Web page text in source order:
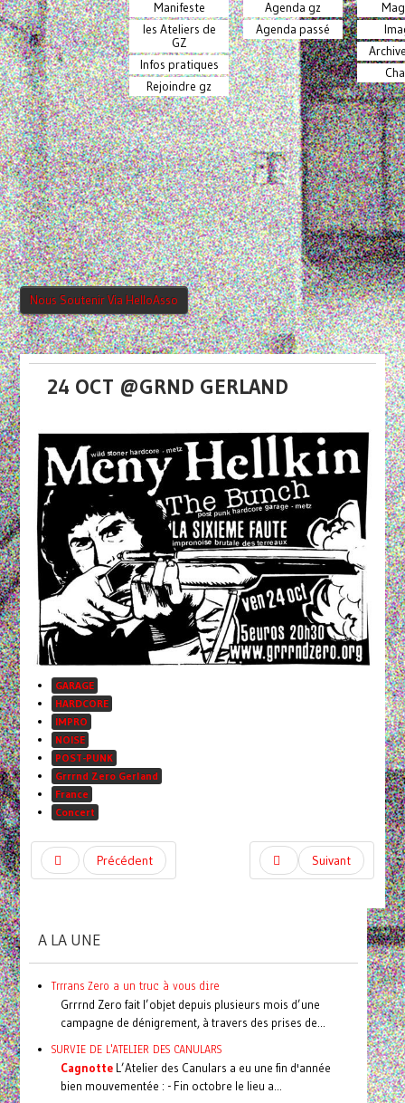
Manifeste
les Ateliers de
GZ
Infos pratiques
Rejoindre gz
Agenda gz
Agenda passé
Nous Soutenir Via HelloAsso
24 OCT @GRND GERLAND
GARAGE
HARDCORE
IMPRO
NOISE
POST-PUNK
Grrrnd Zero Gerland
France
Concert
Précédent Suivant
A LA UNE
Trrrans Zero a un truc à vous dire
Grrrnd Zero fait l’objet depuis plusieurs mois d’une
campagne de dénigrement, à travers des prises de...
SURVIE DE L'ATELIER DES CANULARS
CagnotteL’Atelier des Canulars a eu une fin d'année
bien mouvementée : - Fin octobre le lieu a...